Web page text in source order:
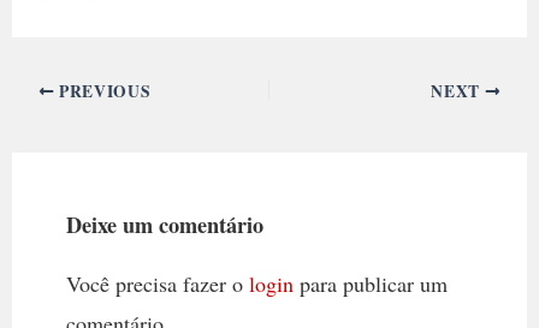
PREVIOUS NEXT
Deixe um comentário
Você precisa fazer o loginpara publicar um